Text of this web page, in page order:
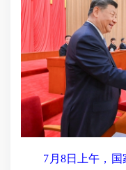
7月8日上午，国